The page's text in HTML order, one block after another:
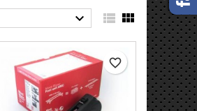
  
favorite_border